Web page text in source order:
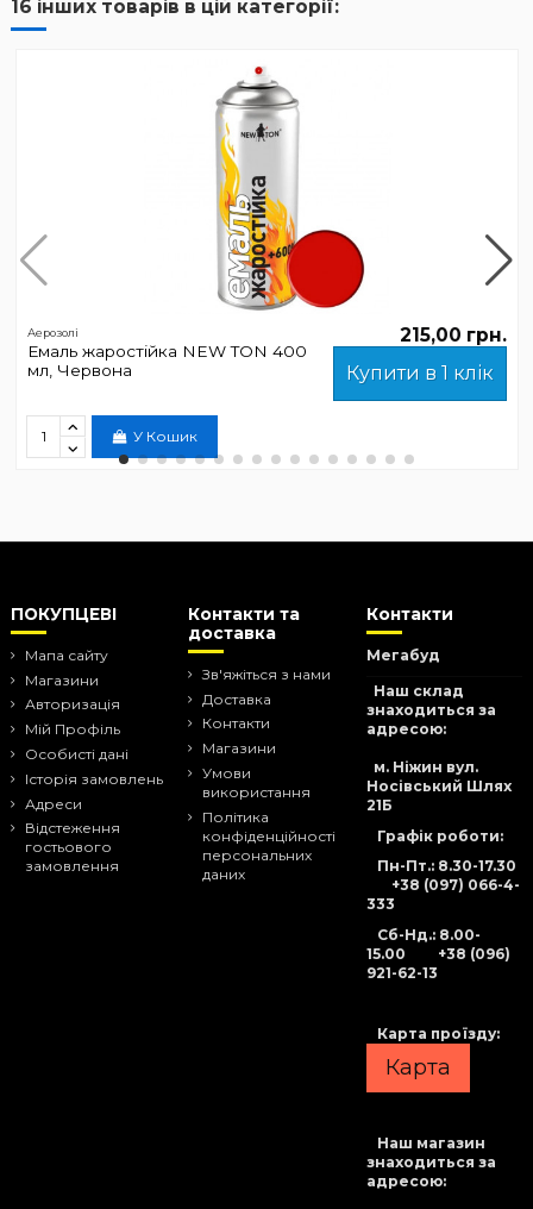
16 інших товарів в цій категорії:
Аерозолі
Емаль жаростійка NEW TON 400
мл, Червона
215,00 грн.
Купити в 1 клік
У Кошик
ПОКУПЦЕВІ
Мапа сайту
Магазини
Авторизація
Мій Профіль
Особисті дані
Історія замовлень
Адреси
Відстеження
гостьового
замовлення
Контакти та
доставка
Зв'яжіться з нами
Доставка
Контакти
Магазини
Умови
використання
Політика
конфіденційності
персональних
даних
Контакти
Мегабуд
Наш склад
знаходиться за
адресою:
м. Ніжин вул.
Носівський Шлях
21Б
Графік роботи:
Пн-Пт.: 8.30-17.30
+38 (097) 066-4-
333
Сб-Нд.: 8.00-
15.00 +38 (096)
921-62-13
Карта проїзду:
Карта
Наш магазин
знаходиться за
адресою: